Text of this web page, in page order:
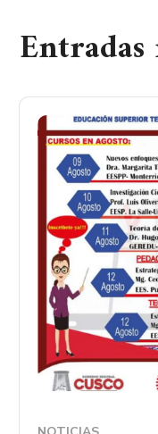
Entradas